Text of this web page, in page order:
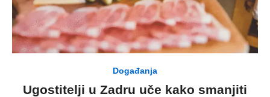
Događanja
Ugostitelji u Zadru uče kako smanjiti